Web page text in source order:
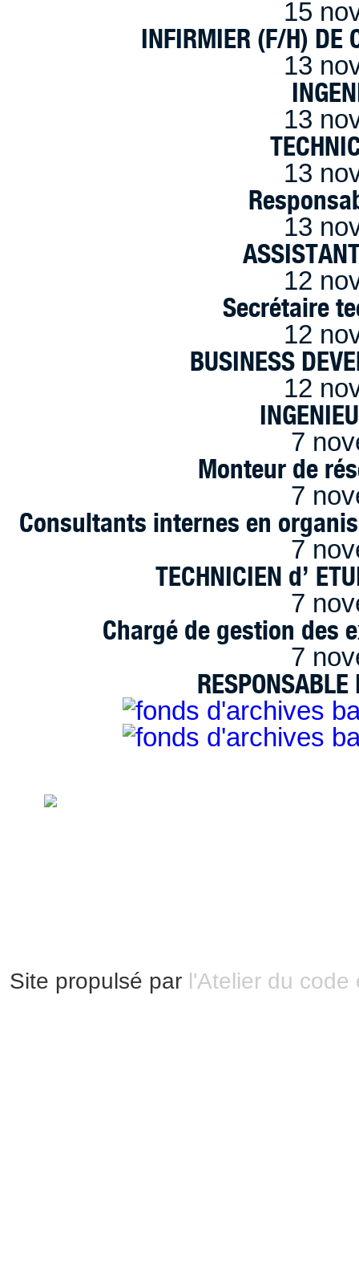
15
INFIRMIER (F/H) DE
13
13
13
13
12
Secrétaire
12
BUSINESS
12
7
Monteur de
7
Consultants internes en
7
TECHNICIEN d’
7
Chargé de gestion des
7
Site propulsé par l'Atelier du